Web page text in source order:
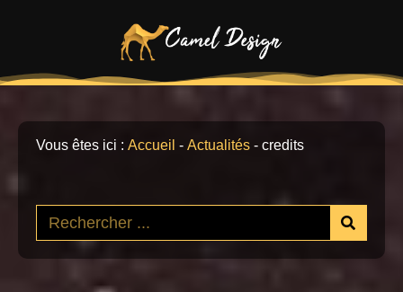
Vous êtes ici : Accueil - Actualités - credits